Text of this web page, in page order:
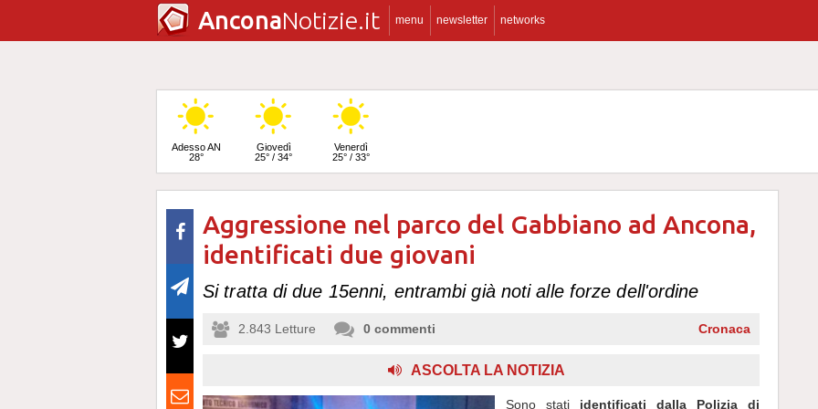
AnconaNotizie.it menu newsletter networks
Adesso AN
28°
Giovedì
25° / 34°
Venerdì
25° / 33°
Sabato
25° / 32°
Aggressione nel parco del Gabbiano ad Ancona,
identificati due giovani
Si tratta di due 15enni, entrambi già noti alle forze dell'ordine
2.843 Letture 0 commenti Cronaca
ASCOLTA LA NOTIZIA
Sono stati identificati dalla Polizia di